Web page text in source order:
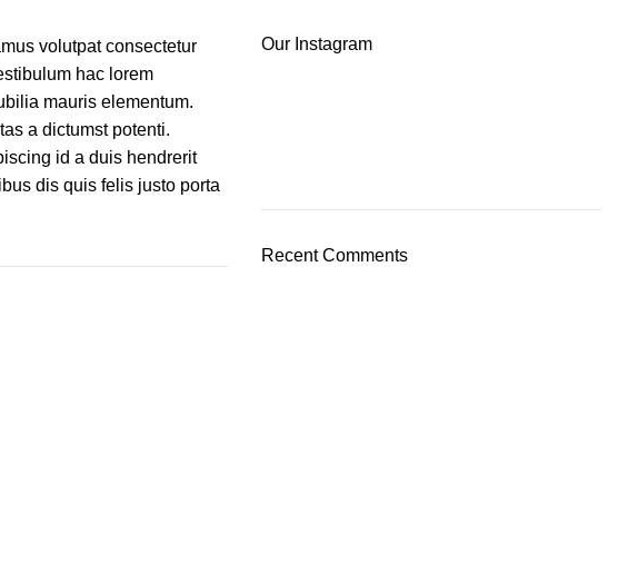
volutpat consectetur
hac lorem
mauris elementum.
a dictumst potenti.
id a duis hendrerit
dis quis felis justo porta
Our Instagram
Recent Comments